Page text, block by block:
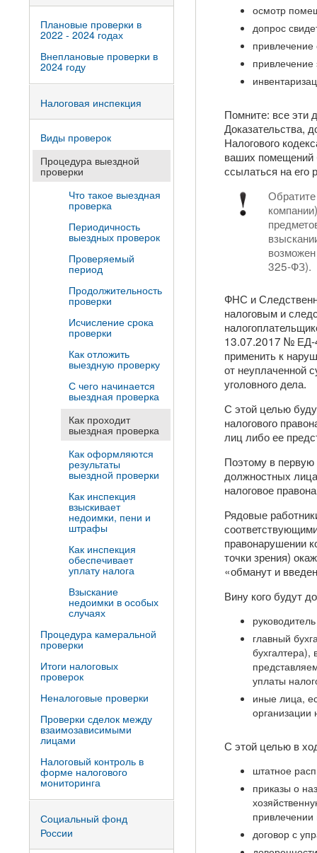
осмотр
допрос
привлечение
привлечение
Помните: все эти
Доказательства,
Налогового
ваших помещений
ссылаться на его
325-ФЗ).
ФНС и
налоговым и
13.07.2017 № ЕД-
применить к
от неуплаченной
уголовного дела.
С этой целью
налогового
лиц либо ее
Поэтому в первую
должностных
налоговое
Рядовые
правонарушении
точки зрения)
«обманут и
Вину кого будут
главный
бухгалтера),
уплаты
иные лица,
организации
С этой целью в
штатное
приказы о
привлечении
договор с
Плановые проверки в
2022 - 2024 годах
Внеплановые проверки в
2024 году
Налоговая инспекция
Виды проверок
Процедура выездной
проверки
Что такое выездная
проверка
Периодичность
выездных проверок
Проверяемый
период
Продолжительность
проверки
Исчисление срока
проверки
Как отложить
выездную проверку
С чего начинается
выездная проверка
Как проходит
выездная проверка
Как оформляются
результаты
выездной проверки
Как инспекция
взыскивает
недоимки, пени и
штрафы
Как инспекция
обеспечивает
уплату налога
Взыскание
недоимки в особых
случаях
Процедура камеральной
проверки
Итоги налоговых
проверок
Неналоговые проверки
Проверки сделок между
взаимозависимыми
лицами
Налоговый контроль в
форме налогового
мониторинга
Социальный фонд
России